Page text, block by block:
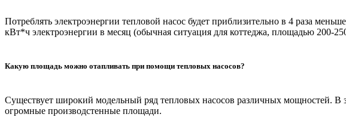
Потреблять электроэнергии тепловой насос будет приблизительно в 4 раза
кВт*ч электроэнергии в месяц (обычная ситуация для коттеджа, площадью 200-
Какую площадь можно отапливать при помощи тепловых насосов?
Существует широкий модельный ряд тепловых насосов различных мощностей. В
огромные производстенные площади.